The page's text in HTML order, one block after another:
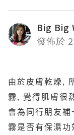
Big Big
發佈於
由於皮膚乾燥,
霧, 覺得肌膚很
會為同行朋友
霧是否有保濕